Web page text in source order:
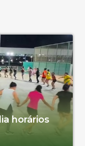
horários